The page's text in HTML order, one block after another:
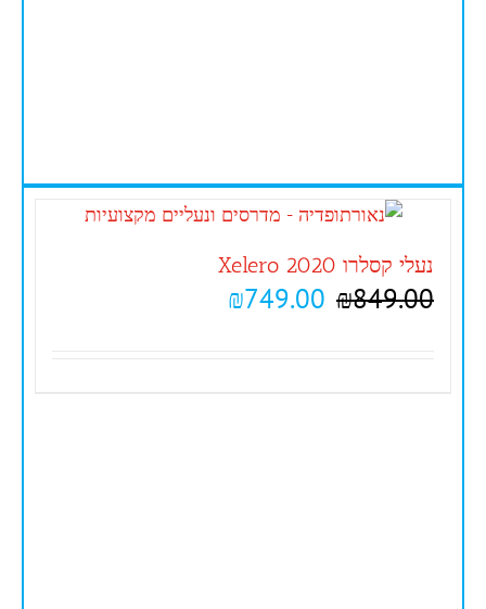
נעלי קסלרו Xelero 2020
₪849.00
₪749.00